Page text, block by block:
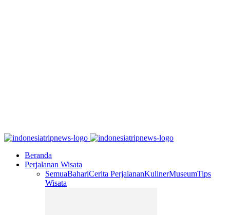
Beranda
Perjalanan Wisata
SemuaBahariCerita PerjalananKulinerMuseumTips
Wisata